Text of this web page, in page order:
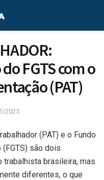
FGTS com o
(PAT)
2025
(PAT) e o Fundo
são dois
brasileira, mas
diferentes, o que